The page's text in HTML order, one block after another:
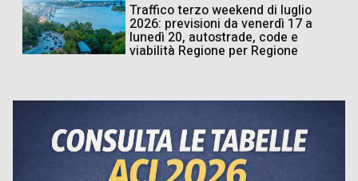
Traffico terzo weekend di luglio
2026: previsioni da venerdì 17 a
lunedì 20, autostrade, code e
viabilità Regione per Regione